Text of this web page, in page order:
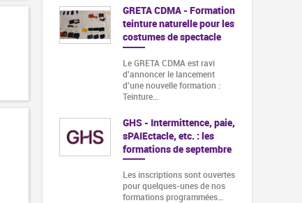
GRETA CDMA - Formation
teinture naturelle pour les
costumes de spectacle
Le GRETA CDMA est ravi
d'annoncer le lancement
d'une nouvelle formation :
Teinture…
GHS - Intermittence, paie,
sPAIEctacle, etc. : les
formations de septembre
Les inscriptions sont ouvertes
pour quelques-unes de nos
formations programmées…